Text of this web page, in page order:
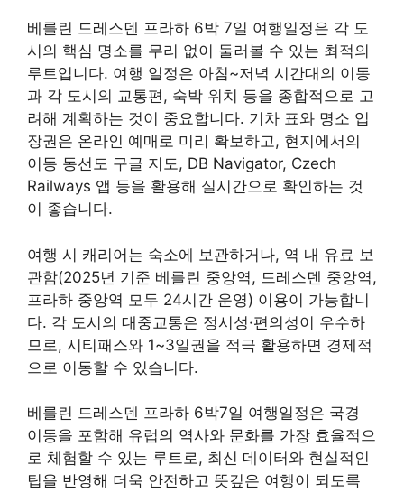
베를린 드레스덴 프라하 6박 7일 여행일정은 각 도
시의 핵심 명소를 무리 없이 둘러볼 수 있는 최적의
루트입니다. 여행 일정은 아침~저녁 시간대의 이동
과 각 도시의 교통편, 숙박 위치 등을 종합적으로 고
려해 계획하는 것이 중요합니다. 기차 표와 명소 입
장권은 온라인 예매로 미리 확보하고, 현지에서의
이동 동선도 구글 지도, DB Navigator, Czech
Railways 앱 등을 활용해 실시간으로 확인하는 것
이 좋습니다.
여행 시 캐리어는 숙소에 보관하거나, 역 내 유료 보
관함(2025년 기준 베를린 중앙역, 드레스덴 중앙역,
프라하 중앙역 모두 24시간 운영) 이용이 가능합니
다. 각 도시의 대중교통은 정시성·편의성이 우수하
므로, 시티패스와 1~3일권을 적극 활용하면 경제적
으로 이동할 수 있습니다.
베를린 드레스덴 프라하 6박7일 여행일정은 국경
이동을 포함해 유럽의 역사와 문화를 가장 효율적으
로 체험할 수 있는 루트로, 최신 데이터와 현실적인
팁을 반영해 더욱 안전하고 뜻깊은 여행이 되도록